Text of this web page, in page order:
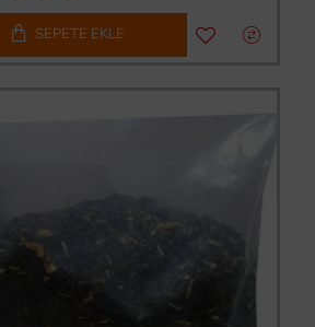
SEPETE EKLE